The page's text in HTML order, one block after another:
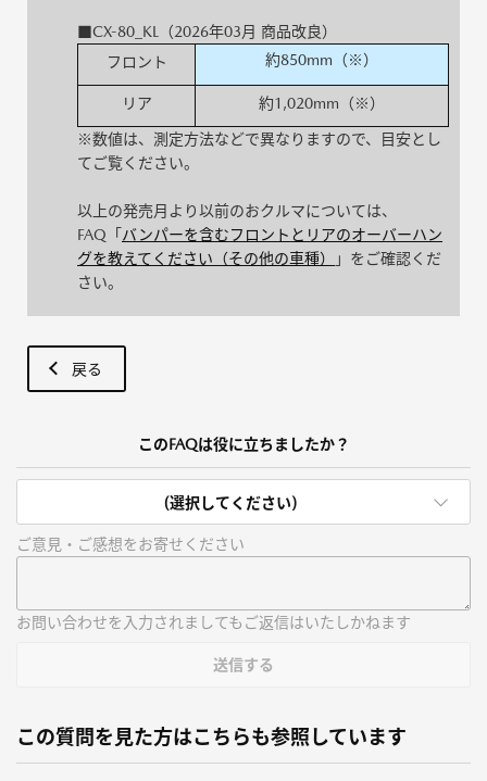
■CX-80_KL（2026年03月 商品改良）
フロント
約850mm（※）
リア 約1,020mm（※）
※数値は、測定方法などで異なりますので、目安とし
てご覧ください。
以上の発売月より以前のおクルマについては、
FAQ「 バンパーを含むフロントとリアのオーバーハン
グを教えてください（その他の車種）
」をご確認くだ
さい。
戻る
このFAQは役に立ちましたか？
(選択してください)
ご意見・ご感想をお寄せください
お問い合わせを入力されましてもご返信はいたしかねます
送信する
この質問を見た方はこちらも参照しています